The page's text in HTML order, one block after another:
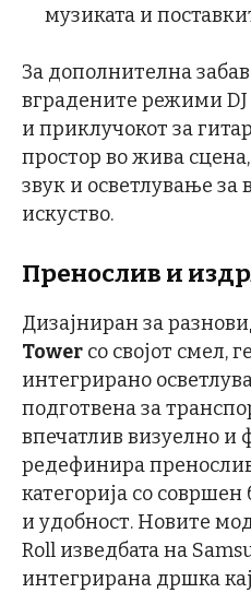
музиката и
За дополнителна
вградените режими DJ
и приклучокот за
простор во жива
звук и осветлување за
искуство.
Пренослив и
Дизајниран за
Tower со својот смел,
интегрирано
подготвена за
впечатлив визуелно и
редефинира
категорија со
и удобност. Новите
Roll изведбата на
интегрирана дршка